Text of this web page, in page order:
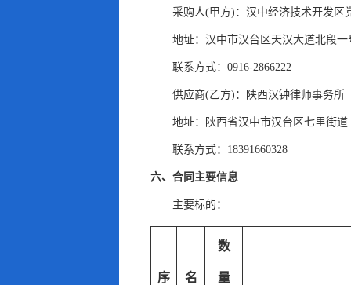
采购人(甲方)：汉中经济技术开发区
地址：汉中市汉台区天汉大道北段一
联系方式：0916-2866222
供应商(乙方)：陕西汉钟律师事务所
地址：陕西省汉中市汉台区七里街道
联系方式：18391660328
六、合同主要信息
主要标的：
序 名
数
量